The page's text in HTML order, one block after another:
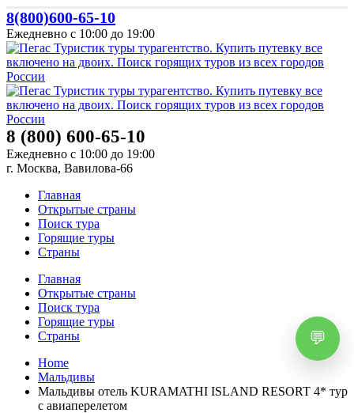
8(800)600-65-10
Ежедневно с 10:00 до 19:00
8 (800) 600-65-10
Ежедневно с 10:00 до 19:00
г. Москва, Вавилова-66
Главная
Открытые страны
Поиск тура
Горящие туры
Страны
Главная
Открытые страны
Поиск тура
Горящие туры
Страны
Home
Мальдивы
Мальдивы отель KURAMATHI ISLAND RESORT 4* тур
с авиаперелетом